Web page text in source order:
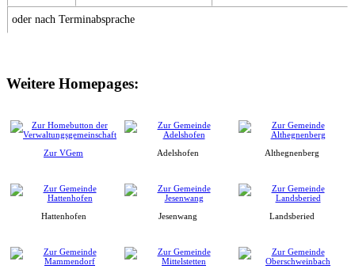
oder nach Terminabsprache
Weitere Homepages:
Zur VGem Adelshofen Althegnenberg
Hattenhofen Jesenwang Landsberied